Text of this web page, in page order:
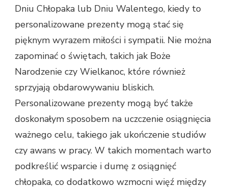
Dniu Chłopaka lub Dniu Walentego, kiedy to
personalizowane prezenty mogą stać się
pięknym wyrazem miłości i sympatii. Nie można
zapominać o świętach, takich jak Boże
Narodzenie czy Wielkanoc, które również
sprzyjają obdarowywaniu bliskich.
Personalizowane prezenty mogą być także
doskonałym sposobem na uczczenie osiągnięcia
ważnego celu, takiego jak ukończenie studiów
czy awans w pracy. W takich momentach warto
podkreślić wsparcie i dumę z osiągnięć
chłopaka, co dodatkowo wzmocni więź między